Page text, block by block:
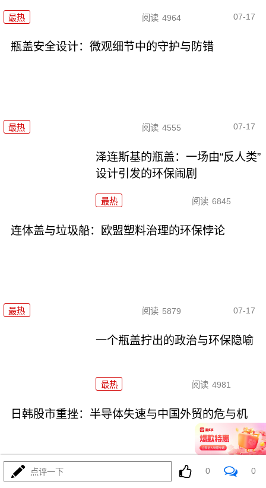
最热 阅读 4964 07-17
瓶盖安全设计：微观细节中的守护与防错
最热 阅读 4555 07-17
泽连斯基的瓶盖：一场由“反人类”
设计引发的环保闹剧
最热 阅读 6845
连体盖与垃圾船：欧盟塑料治理的环保悖论
最热 阅读 5879 07-17
一个瓶盖拧出的政治与环保隐喻
最热 阅读 4981
日韩股市重挫：半导体失速与中国外贸的危与机
点评一下 0 0